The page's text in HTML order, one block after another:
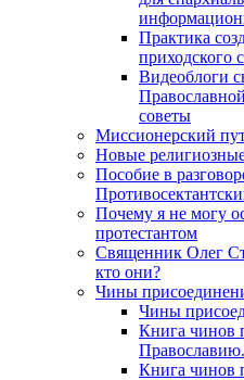
Практика
приходского
Видеоблоги
советы
Миссионерский
Новые
Пособие в
Почему я не могу
протестантом
Священник Олег
кто они?
Чины
Чины
Книга чинов
Книга чинов